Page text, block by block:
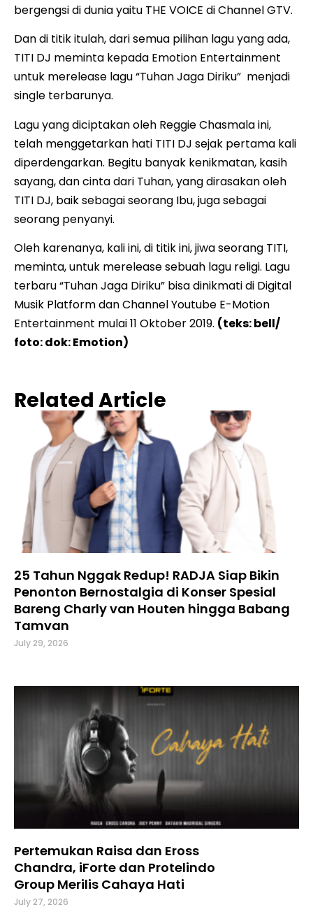
bergengsi di dunia yaitu THE VOICE di Channel GTV.
Dan di titik itulah, dari semua pilihan lagu yang ada,
TITI DJ meminta kepada Emotion Entertainment
untuk merelease lagu “Tuhan Jaga Diriku” menjadi
single terbarunya.
Lagu yang diciptakan oleh Reggie Chasmala ini,
telah menggetarkan hati TITI DJ sejak pertama kali
diperdengarkan. Begitu banyak kenikmatan, kasih
sayang, dan cinta dari Tuhan, yang dirasakan oleh
TITI DJ, baik sebagai seorang Ibu, juga sebagai
seorang penyanyi.
Oleh karenanya, kali ini, di titik ini, jiwa seorang TITI,
meminta, untuk merelease sebuah lagu religi. Lagu
terbaru “Tuhan Jaga Diriku” bisa dinikmati di Digital
Musik Platform dan Channel Youtube E-Motion
Entertainment mulai 11 Oktober 2019. (teks: bell/
foto: dok: Emotion)
Related Article
25 Tahun Nggak Redup! RADJA Siap Bikin
Penonton Bernostalgia di Konser Spesial
Bareng Charly van Houten hingga Babang
Tamvan
July 29, 2026
Pertemukan Raisa dan Eross
Chandra, iForte dan Protelindo
Group Merilis Cahaya Hati
July 27, 2026